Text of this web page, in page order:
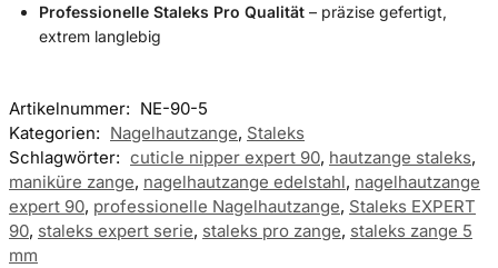
Professionelle Staleks Pro Qualität – präzise gefertigt,
extrem langlebig
Artikelnummer: NE-90-5
Kategorien: Nagelhautzange, Staleks
Schlagwörter: cuticle nipper expert 90, hautzange staleks,
maniküre zange, nagelhautzange edelstahl, nagelhautzange
expert 90, professionelle Nagelhautzange, Staleks EXPERT
90, staleks expert serie, staleks pro zange, staleks zange 5
mm